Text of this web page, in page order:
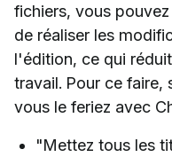
fichiers, vous
de réaliser les
l'édition, ce qui
travail. Pour ce faire,
vous le feriez avec
"Mettez tous les